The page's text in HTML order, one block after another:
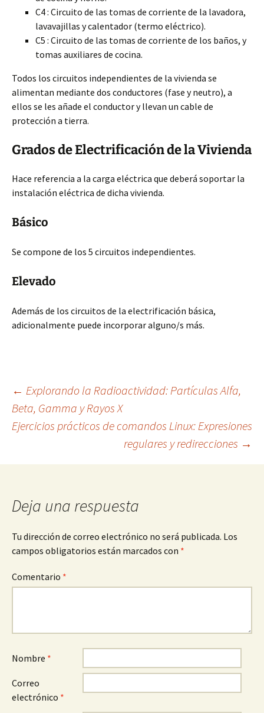
C4 : Circuito de las tomas de corriente de la lavadora,
lavavajillas y calentador (termo eléctrico).
C5 : Circuito de las tomas de corriente de los baños, y
tomas auxiliares de cocina.
Todos los circuitos independientes de la vivienda se
alimentan mediante dos conductores (fase y neutro), a
ellos se les añade el conductor y llevan un cable de
protección a tierra.
Grados de Electrificación de la Vivienda
Hace referencia a la carga eléctrica que deberá soportar la
instalación eléctrica de dicha vivienda.
Básico
Se compone de los 5 circuitos independientes.
Elevado
Además de los circuitos de la electrificación básica,
adicionalmente puede incorporar alguno/s más.
Navegación
de
entradas
← Explorando la Radioactividad: Partículas Alfa,
Beta, Gamma y Rayos X
Ejercicios prácticos de comandos Linux: Expresiones
regulares y redirecciones →
Deja una respuesta
Tu dirección de correo electrónico no será publicada. Los
campos obligatorios están marcados con *
Comentario *
Nombre *
Correo
electrónico *